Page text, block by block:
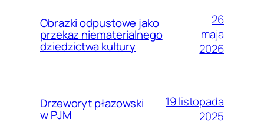
Obrazki odpustowe jako
przekaz niematerialnego
dziedzictwa kultury
26
maja
2026
Drzeworyt płazowski
w PJM
19 listopada
2025